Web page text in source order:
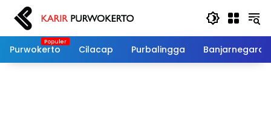
Langsung
konten
Purwokerto
Cilacap Purbalingga Banjarnegara